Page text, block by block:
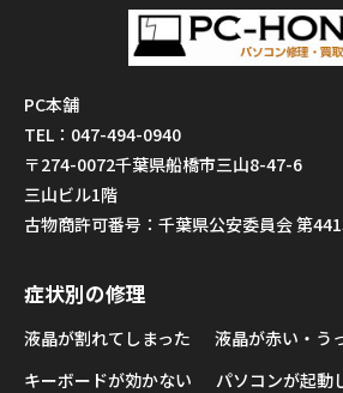
PC本舗
TEL：047-494-0940
〒274-0072千葉県船橋市三山8-47-6
三山ビル1階
古物商許可番号：千葉県公安委員会 第
症状別の修理
液晶が割れてしまった
液晶が赤い・う
キーボードが効かない
パソコンが起動